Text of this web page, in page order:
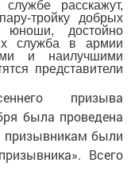
расскажут,
тройку добрых
достойно
служба в армии
и наилучшими
представители
призыва
была проведена
призывникам были
Всего